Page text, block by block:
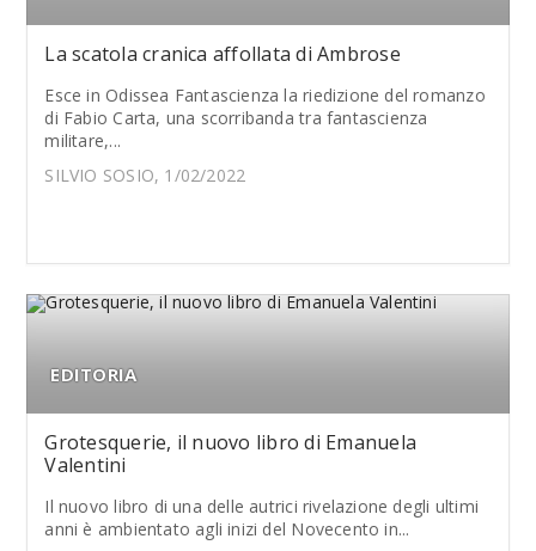
La scatola cranica affollata di Ambrose
Esce in Odissea Fantascienza la riedizione del romanzo
di Fabio Carta, una scorribanda tra fantascienza
militare,...
SILVIO SOSIO, 1/02/2022
EDITORIA
Grotesquerie, il nuovo libro di Emanuela
Valentini
Il nuovo libro di una delle autrici rivelazione degli ultimi
anni è ambientato agli inizi del Novecento in...